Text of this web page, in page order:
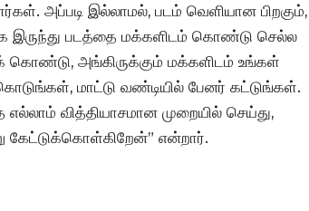
அப்படி இல்லாமல், படம் வெளியான பிறகும்,
இருந்து படத்தை மக்களிடம் கொண்டு செல்ல
கொண்டு, அங்கிருக்கும் மக்களிடம் உங்கள்
மாட்டு வண்டியில் பேனர் கட்டுங்கள்.
வித்தியாசமான முறையில் செய்து,
என்றார்.